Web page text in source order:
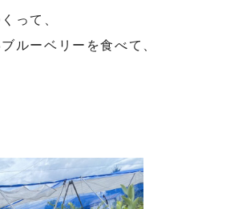
って、
ルーベリーを食べて、